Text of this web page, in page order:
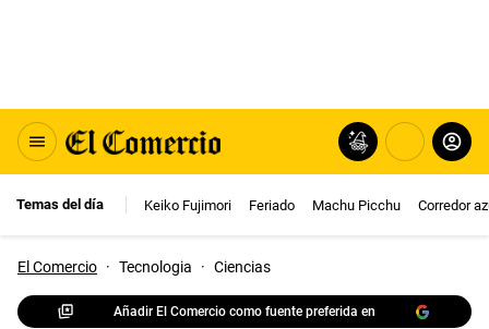
Temas del día Keiko Fujimori Feriado Machu Picchu Corredor
El Comercio · Tecnologia · Ciencias
Añadir El Comercio como fuente preferida en